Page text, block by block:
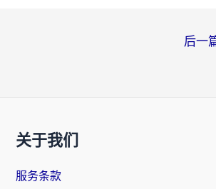
后一
关于我们
服务条款